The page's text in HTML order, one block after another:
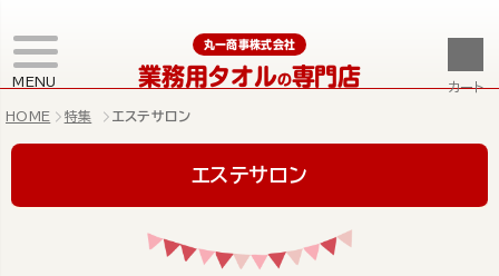
MENU
丸一商事株式会社
業務用タオルの専門店 カート
HOME 特集 エステサロン
エステサロン